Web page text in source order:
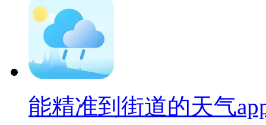
能精准到街道的天气